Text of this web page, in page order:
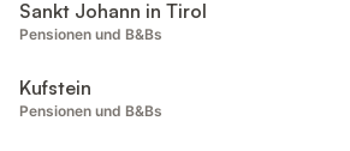
Sankt Johann in Tirol
Pensionen und B&Bs
Kufstein
Pensionen und B&Bs